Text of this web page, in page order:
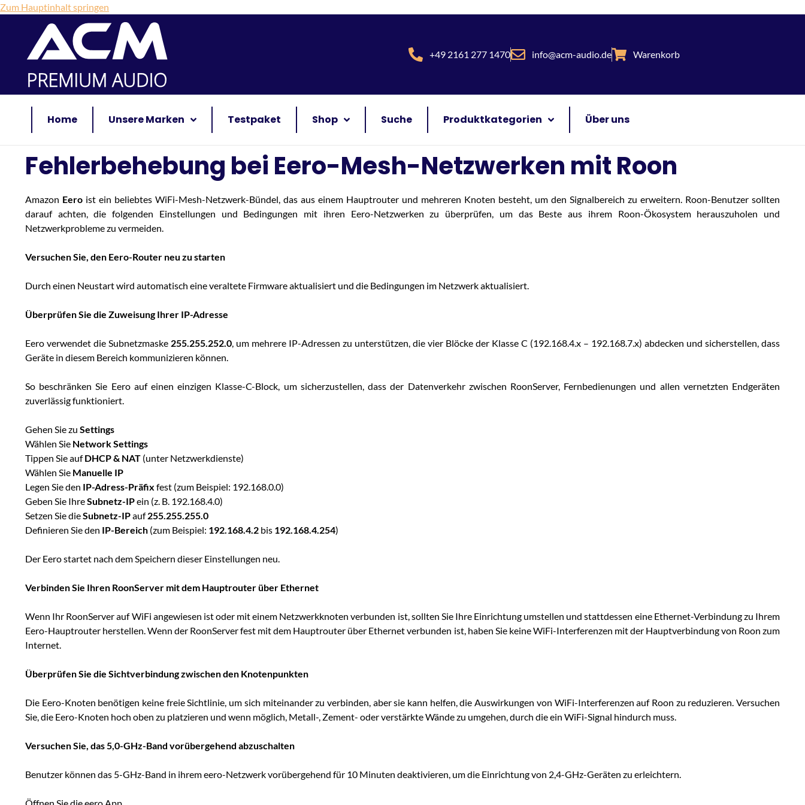
Zum Hauptinhalt springen
+49 2161 277 1470 info@acm-audio.de Warenkorb
Home Unsere Marken Testpaket Shop Suche Produktkategorien Über uns
Fehlerbehebung bei Eero-Mesh-Netzwerken mit Roon
Amazon Eero ist ein beliebtes WiFi-Mesh-Netzwerk-Bündel, das aus einem Hauptrouter und mehreren Knoten besteht, um den Signalbereich zu erweitern. Roon-Benutzer sollten
darauf achten, die folgenden Einstellungen und Bedingungen mit ihren Eero-Netzwerken zu überprüfen, um das Beste aus ihrem Roon-Ökosystem herauszuholen und
Netzwerkprobleme zu vermeiden.
Versuchen Sie, den Eero-Router neu zu starten
Durch einen Neustart wird automatisch eine veraltete Firmware aktualisiert und die Bedingungen im Netzwerk aktualisiert.
Überprüfen Sie die Zuweisung Ihrer IP-Adresse
Eero verwendet die Subnetzmaske 255.255.252.0, um mehrere IP-Adressen zu unterstützen, die vier Blöcke der Klasse C (192.168.4.x – 192.168.7.x) abdecken und sicherstellen, dass
Geräte in diesem Bereich kommunizieren können.
So beschränken Sie Eero auf einen einzigen Klasse-C-Block, um sicherzustellen, dass der Datenverkehr zwischen RoonServer, Fernbedienungen und allen vernetzten Endgeräten
zuverlässig funktioniert.
Gehen Sie zu Settings
Wählen Sie Network Settings
Tippen Sie aufDHCP & NAT (unter Netzwerkdienste)
Wählen Sie Manuelle IP
Legen Sie den IP-Adress-Präfix fest (zum Beispiel: 192.168.0.0)
Geben Sie IhreSubnetz-IPein (z. B. 192.168.4.0)
Setzen Sie dieSubnetz-IPauf255.255.255.0
Definieren Sie den IP-Bereich (zum Beispiel: 192.168.4.2 bis 192.168.4.254)
Der Eero startet nach dem Speichern dieser Einstellungen neu.
Verbinden Sie Ihren RoonServer mit dem Hauptrouter über Ethernet
Wenn Ihr RoonServer auf WiFi angewiesen ist oder mit einem Netzwerkknoten verbunden ist, sollten Sie Ihre Einrichtung umstellen und stattdessen eine Ethernet-Verbindung zu Ihrem
Eero-Hauptrouter herstellen. Wenn der RoonServer fest mit dem Hauptrouter über Ethernet verbunden ist, haben Sie keine WiFi-Interferenzen mit der Hauptverbindung von Roon zum
Internet.
Überprüfen Sie die Sichtverbindung zwischen den Knotenpunkten
Die Eero-Knoten benötigen keine freie Sichtlinie, um sich miteinander zu verbinden, aber sie kann helfen, die Auswirkungen von WiFi-Interferenzen auf Roon zu reduzieren. Versuchen
Sie, die Eero-Knoten hoch oben zu platzieren und wenn möglich, Metall-, Zement- oder verstärkte Wände zu umgehen, durch die ein WiFi-Signal hindurch muss.
Versuchen Sie, das 5,0-GHz-Band vorübergehend abzuschalten
Benutzer können das 5-GHz-Band in ihrem eero-Netzwerk vorübergehend für 10 Minuten deaktivieren, um die Einrichtung von 2,4-GHz-Geräten zu erleichtern.